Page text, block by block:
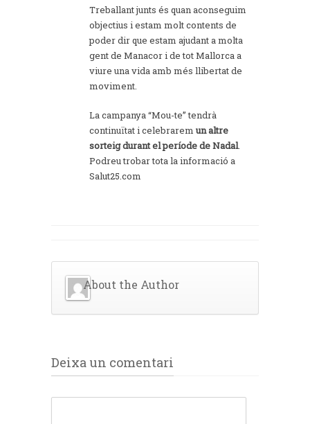
Treballant junts és quan aconseguim
objectius i estam molt contents de
poder dir que estam ajudant a molta
gent de Manacor i de tot Mallorca a
viure una vida amb més llibertat de
moviment.
La campanya “Mou-te” tendrà
continuïtat i celebrarem un altre
sorteig durant el període de Nadal.
Podreu trobar tota la informació a
Salut25.com
About the Author
Deixa un comentari